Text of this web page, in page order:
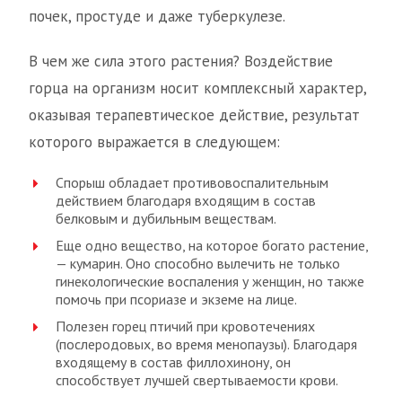
почек, простуде и даже туберкулезе.
В чем же сила этого растения? Воздействие
горца на организм носит комплексный характер,
оказывая терапевтическое действие, результат
которого выражается в следующем:
Спорыш обладает противовоспалительным
действием благодаря входящим в состав
белковым и дубильным веществам.
Еще одно вещество, на которое богато растение,
— кумарин. Оно способно вылечить не только
гинекологические воспаления у женщин, но также
помочь при псориазе и экземе на лице.
Полезен горец птичий при кровотечениях
(послеродовых, во время менопаузы). Благодаря
входящему в состав филлохинону, он
способствует лучшей свертываемости крови.